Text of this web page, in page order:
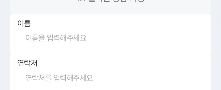
이름
연락처